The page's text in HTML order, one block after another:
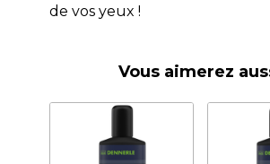
de vos yeux !
Vous aimerez